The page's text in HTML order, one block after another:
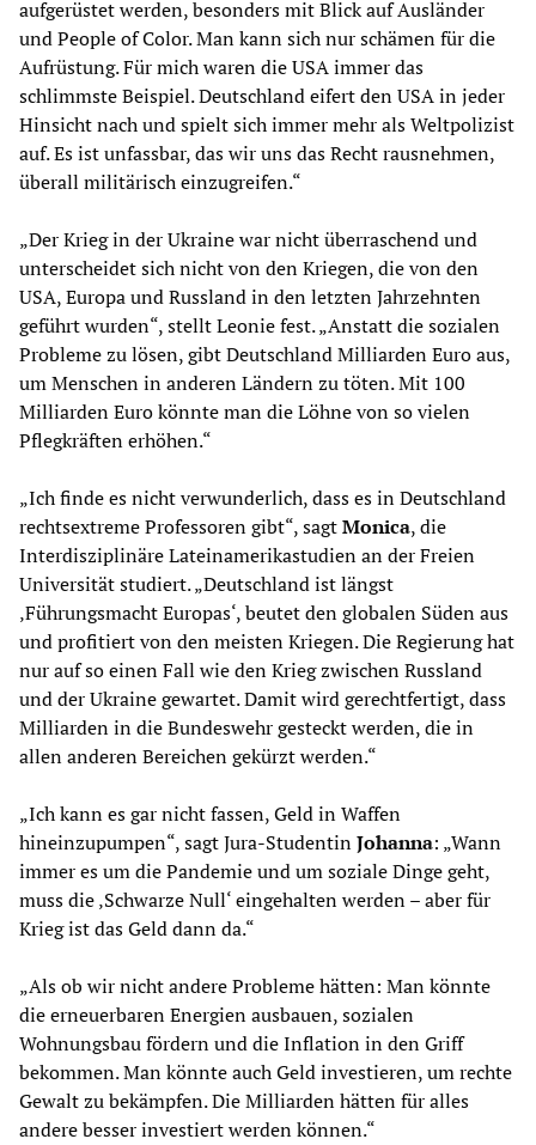
aufgerüstet werden, besonders mit Blick auf Ausländer
und People of Color. Man kann sich nur schämen für die
Aufrüstung. Für mich waren die USA immer das
schlimmste Beispiel. Deutschland eifert den USA in jeder
Hinsicht nach und spielt sich immer mehr als Weltpolizist
auf. Es ist unfassbar, das wir uns das Recht rausnehmen,
überall militärisch einzugreifen.“
„Der Krieg in der Ukraine war nicht überraschend und
unterscheidet sich nicht von den Kriegen, die von den
USA, Europa und Russland in den letzten Jahrzehnten
geführt wurden“, stellt Leonie fest. „Anstatt die sozialen
Probleme zu lösen, gibt Deutschland Milliarden Euro aus,
um Menschen in anderen Ländern zu töten. Mit 100
Milliarden Euro könnte man die Löhne von so vielen
Pflegkräften erhöhen.“
„Ich finde es nicht verwunderlich, dass es in Deutschland
rechtsextreme Professoren gibt“, sagtMonica, die
Interdisziplinäre Lateinamerikastudien an der Freien
Universität studiert. „Deutschland ist längst
‚Führungsmacht Europas‘, beutet den globalen Süden aus
und profitiert von den meisten Kriegen. Die Regierung hat
nur auf so einen Fall wie den Krieg zwischen Russland
und der Ukraine gewartet. Damit wird gerechtfertigt, dass
Milliarden in die Bundeswehr gesteckt werden, die in
allen anderen Bereichen gekürzt werden.“
„Ich kann es gar nicht fassen, Geld in Waffen
hineinzupumpen“, sagt Jura-StudentinJohanna: „Wann
immer es um die Pandemie und um soziale Dinge geht,
muss die ‚Schwarze Null‘ eingehalten werden – aber für
Krieg ist das Geld dann da.“
„Als ob wir nicht andere Probleme hätten: Man könnte
die erneuerbaren Energien ausbauen, sozialen
Wohnungsbau fördern und die Inflation in den Griff
bekommen. Man könnte auch Geld investieren, um rechte
Gewalt zu bekämpfen. Die Milliarden hätten für alles
andere besser investiert werden können.“